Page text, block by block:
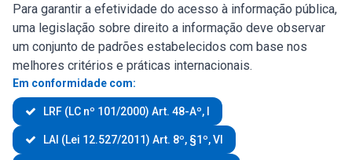
Para garantir a efetividade do acesso à informação pública,
uma legislação sobre direito a informação deve observar
um conjunto de padrões estabelecidos com base nos
melhores critérios e práticas internacionais.
Em conformidade com:
LRF (LC nº 101/2000) Art. 48-Aº, I
LAI (Lei 12.527/2011) Art. 8º, §1º, VI